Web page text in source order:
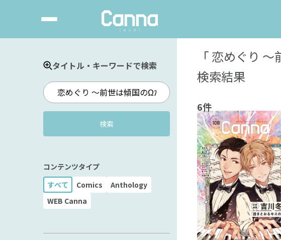
タイトル・キーワードで検索
検索
コンテンツタイプ
すべて
Comics
Anthology
WEB Canna
「 恋めぐり ～
検索結果
6件